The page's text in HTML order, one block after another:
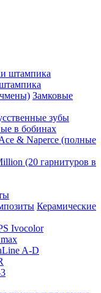
Замковые
зубы
в бобинах
& Naperce (полные
(20 гарнитуров в
Керамические
Ivocolor
A-D